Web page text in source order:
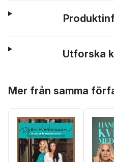
Utforska
Mer från samma